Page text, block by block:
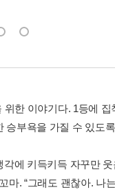
한 이야기다. 1등에
승부욕을 가질 수 있도
에 키득키득 자꾸만
. “그래도 괜찮아. 나